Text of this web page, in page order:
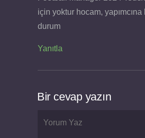
için yoktur hocam, yapımcına
durum
Yanıtla
Bir cevap yazın